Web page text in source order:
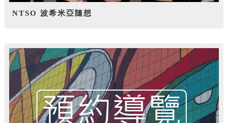
NTSO 波希米亞隨想